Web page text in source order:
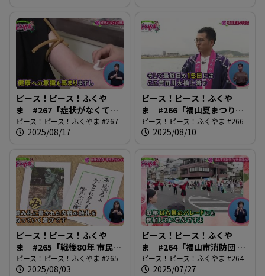
ピース！ピース！ふくや
ま #267「症状がなくても
健診に」
ピース！ピース！ふくやま #267
2025/08/17
ピース！ピース！ふくや
ま #266「福山夏まつり
2025」
ピース！ピース！ふくやま #266
2025/08/10
ピース！ピース！ふくや
ま #265「戦後80年 市民平
和のつどい」
ピース！ピース！ふくやま #265
2025/08/03
ピース！ピース！ふくや
ま #264「福山市消防団 女
性団員の活躍」
ピース！ピース！ふくやま #264
2025/07/27